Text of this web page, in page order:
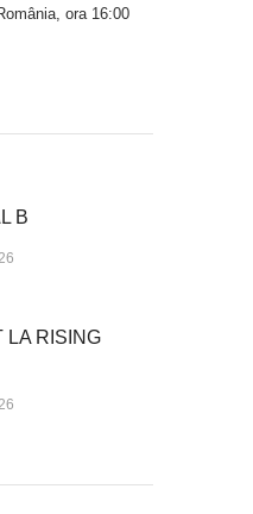
ora 16:00
B
LA RISING